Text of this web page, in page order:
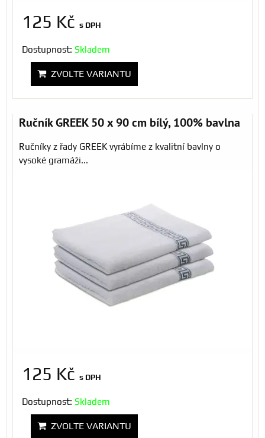
125 Kč s DPH
Dostupnost: Skladem
ZVOLTE VARIANTU
Ručník GREEK 50 x 90 cm bílý, 100% bavlna
Ručníky z řady GREEK vyrábíme z kvalitní bavlny o
vysoké gramáži...
125 Kč s DPH
Dostupnost: Skladem
ZVOLTE VARIANTU